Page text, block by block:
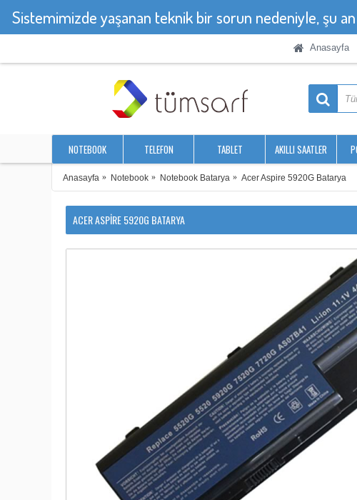
Sistemimizde yaşanan teknik bir sorun nedeniyle, şu
Anasayfa
NOTEBOOK TELEFON TABLET AKILLI SAATLER
Anasayfa Notebook Notebook Batarya Acer Aspire 5920G Batarya
ACER ASPIRE 5920G BATARYA